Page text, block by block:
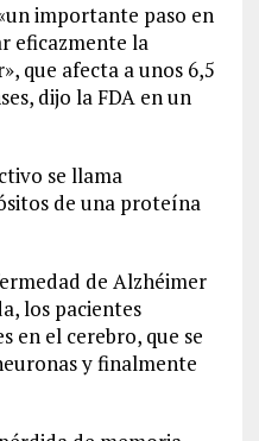
importante paso en
eficazmente la
que afecta a unos 6,5
dijo la FDA en un
se llama
de una proteína
de Alzhéimer
los pacientes
en el cerebro, que se
y finalmente